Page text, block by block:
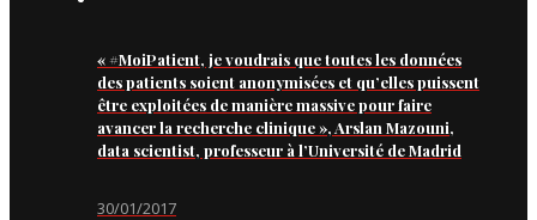
« #MoiPatient, je voudrais que toutes les données
des patients soient anonymisées et qu’elles puissent
être exploitées de manière massive pour faire
avancer la recherche clinique », Arslan Mazouni,
data scientist, professeur à l’Université de Madrid
30/01/2017